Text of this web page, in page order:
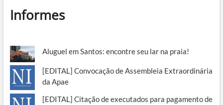
Informes
Aluguel em Santos: encontre seu lar na praia!
[EDITAL] Convocação de Assembleia Extraordinária
da Apae
[EDITAL] Citação de executados para pagamento de